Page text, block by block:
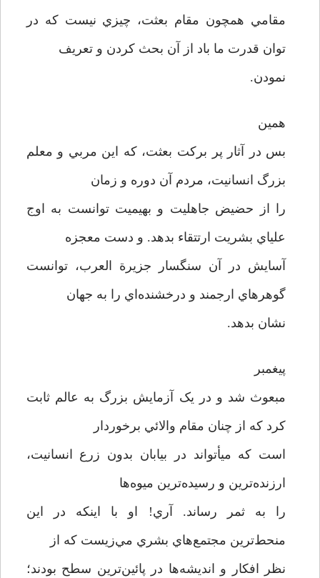
مقامي همچون مقام بعثت، چيزي نيست که در
توان قدرت ما باد از آن بحث کردن و تعريف
نمودن.
همين
بس در آثار پر برکت بعثت، که اين مربي و معلم
بزرگ انسانيت، مردم آن دوره و زمان
را از حضيض جاهليت و بهيميت توانست به اوج
علياي بشريت ارتتقاء بدهد. و دست معجزه
آسايش در آن سنگسار جزيرة العرب، توانست
گوهرهاي ارجمند و درخشنده‌اي را به جهان
نشان بدهد.
پيغمبر
مبعوث شد و در يک آزمايش بزرگ به عالم ثابت
کرد که از چنان مقام والائي برخوردار
است که ميأ‌تواند در بيابان بدون زرع انسانيت،
ارزنده‌ترين و رسيده‌ترين ميوه‌ها
را به ثمر رساند. آري! او با اينکه در اين
منحط‌ترين مجتمع‌هاي بشري مي‌زيست که از
نظر افکار و انديشه‌ها در پائين‌ترين سطح بودند؛